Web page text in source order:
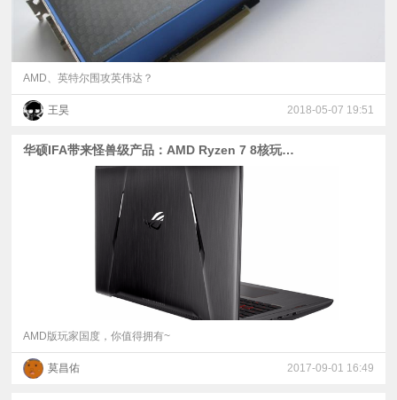
评
普
AMD、英特尔围攻英伟达？
王昊 2018-05-07 19:51
华硕IFA带来怪兽级产品：AMD Ryzen 7 8核玩家国度！
AMD版玩家国度，你值得拥有~
莫昌佑 2017-09-01 16:49